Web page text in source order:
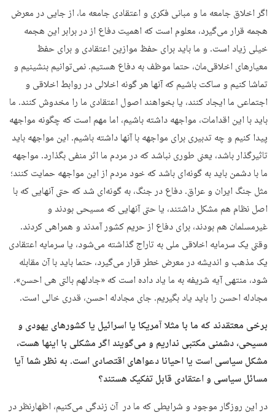
اگر اخلاق جامعه ما و مبانی فکری و اعتقادی جامعه ما، از جایی در معرض
هجمه قرار می‌گیرد، معلوم است که اهمیت دفاع از در برابر این هجمه
خیلی زیاد است. و ما باید برای حفظ موازین اعتقادی‌ و برای حفظ
معیارهای اخلاقی‌مان، حتما موظف به دفاع هستیم. نمی‌توانیم بنشینیم و
تماشا کنیم و ساکت باشیم که آنها هر گونه اخلالی در روابط اخلاقی و
اجتماعی ما ایجاد کنند، یا بخواهند اصول اعتقادی ما را مخدوش کنند. ما
باید با این اقدامات، مواجهه داشته باشیم، اما مهم است که چگونه مواجهه
پیدا کنیم و چه تدبیری برای مواجهه با آنها داشته باشیم. این مواجهه باید
تاثیرگذار باشد، یعنی طوری نباشد که در مردم ما اثر منفی بگذارد. مواجهه
ما با دشمن باید به گونه‌ای باشد که خود مردم از این مواجهه حمایت کنند؛
مثل جنگ ایران و عراق. دفاع در جنگ، به گونه‌ای شد که حتی آنهایی که با
اصل نظام هم مشکل داشتند، یا حتی آنهایی که مسیحی بودند و
غیرمسلمان هم بودند، برای دفاع از حریم کشور آمدند و همراهی کردند.
وقتی یک سرمایه اخلاقی ملی به تاراج گذاشته می‌شود، یا سرمایه اعتقادی
یک مذهب و اندیشه در معرض خطر قرار می‌گیرد، حتما باید با آن مقابله
شود، منتهی آیه شریفه به ما یاد داده است که «جادلهم بالتی هی احسن».
مجادله احسن را باید یاد بگیریم. جای مجادله احسن، قدری خالی است.
برخی معتقدند که ما با مثلا آمریکا یا اسرائیل یا کشورهای یهودی و
مسیحی، دشمنی مکتبی نداریم و می‌گویند اگر مشکلی با اینها هست،
مشکل سیاسی است یا احیانا دعواهای اقتصادی است. به نظر شما آیا
مسائل سیاسی و اعتقادی قابل تفکیک هستند؟
در این روزگار موجود و شرایطی که ما در آن زندگی می‌کنیم، اظهارنظر در